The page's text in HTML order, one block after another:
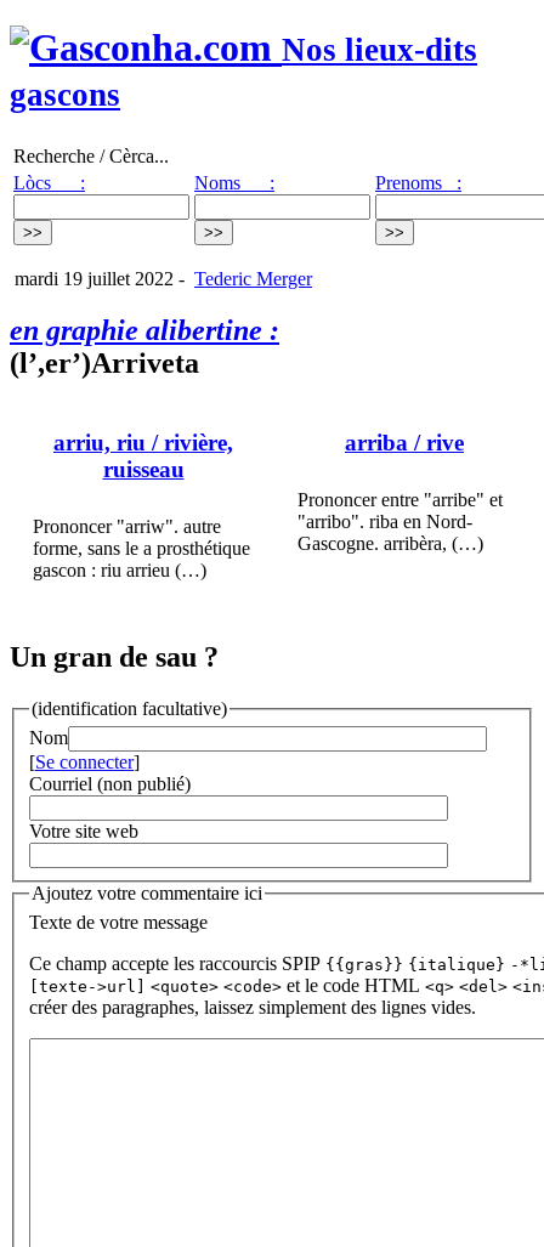
Nos lieux-dits
gascons
Recherche / Cèrca...
Lòcs :
Noms : Prenoms :
mardi 19 juillet 2022 - Tederic Merger
en graphie alibertine :
(l’,er’)Arriveta
arriu, riu / rivière,
ruisseau
Prononcer "arriw". autre
forme, sans le a prosthétique
gascon : riu arrieu (…)
arriba / rive
Prononcer entre "arribe" et
"arribo". riba en Nord-
Gascogne. arribèra, (…)
Un gran de sau ?
(identification facultative)
Nom
[Se connecter]
Courriel (non publié)
Votre site web
Ajoutez votre commentaire ici
Texte de votre message
Ce champ accepte les raccourcis SPIP {{gras}} {italique} -
[texte->url] <quote> <code> et le code HTML <q> <del>
créer des paragraphes, laissez simplement des lignes vides.